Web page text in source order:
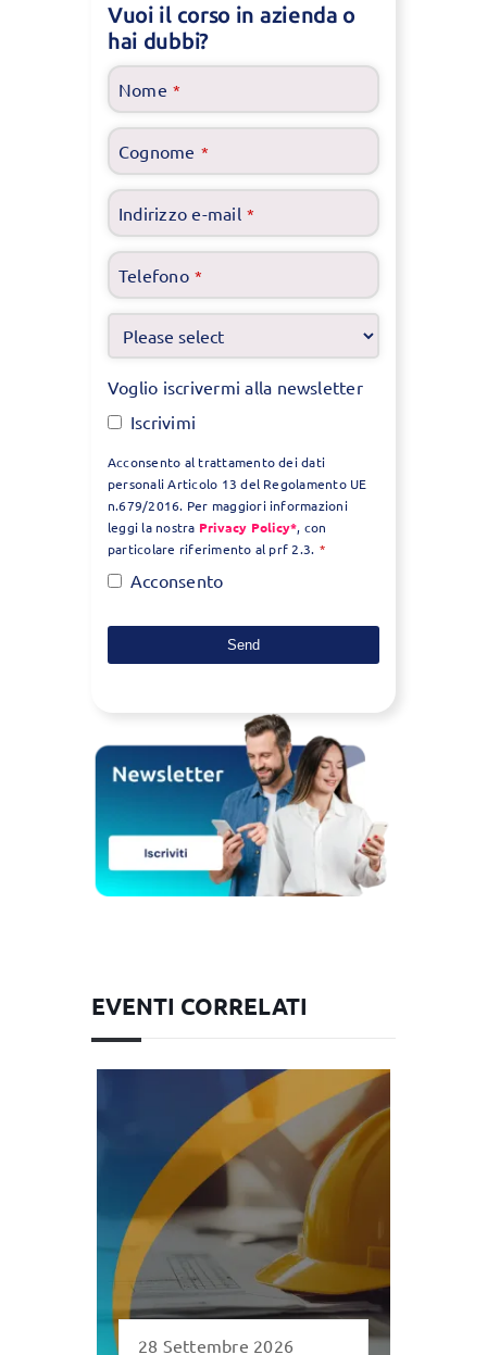
Vuoi il corso in azienda o
hai dubbi?
Nome *
Cognome *
Indirizzo e-mail *
Telefono *
Voglio iscrivermi alla newsletter
Iscrivimi
Acconsento al trattamento dei dati
personali Articolo 13 del Regolamento UE
n.679/2016. Per maggiori informazioni
leggi la nostra Privacy Policy*, con
particolare riferimento al prf 2.3. *
Acconsento
Send
should
be
blank
EVENTI CORRELATI
28 Settembre 2026